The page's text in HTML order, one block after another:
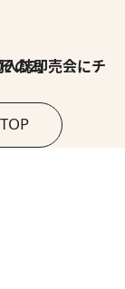
ャレンジ その2」